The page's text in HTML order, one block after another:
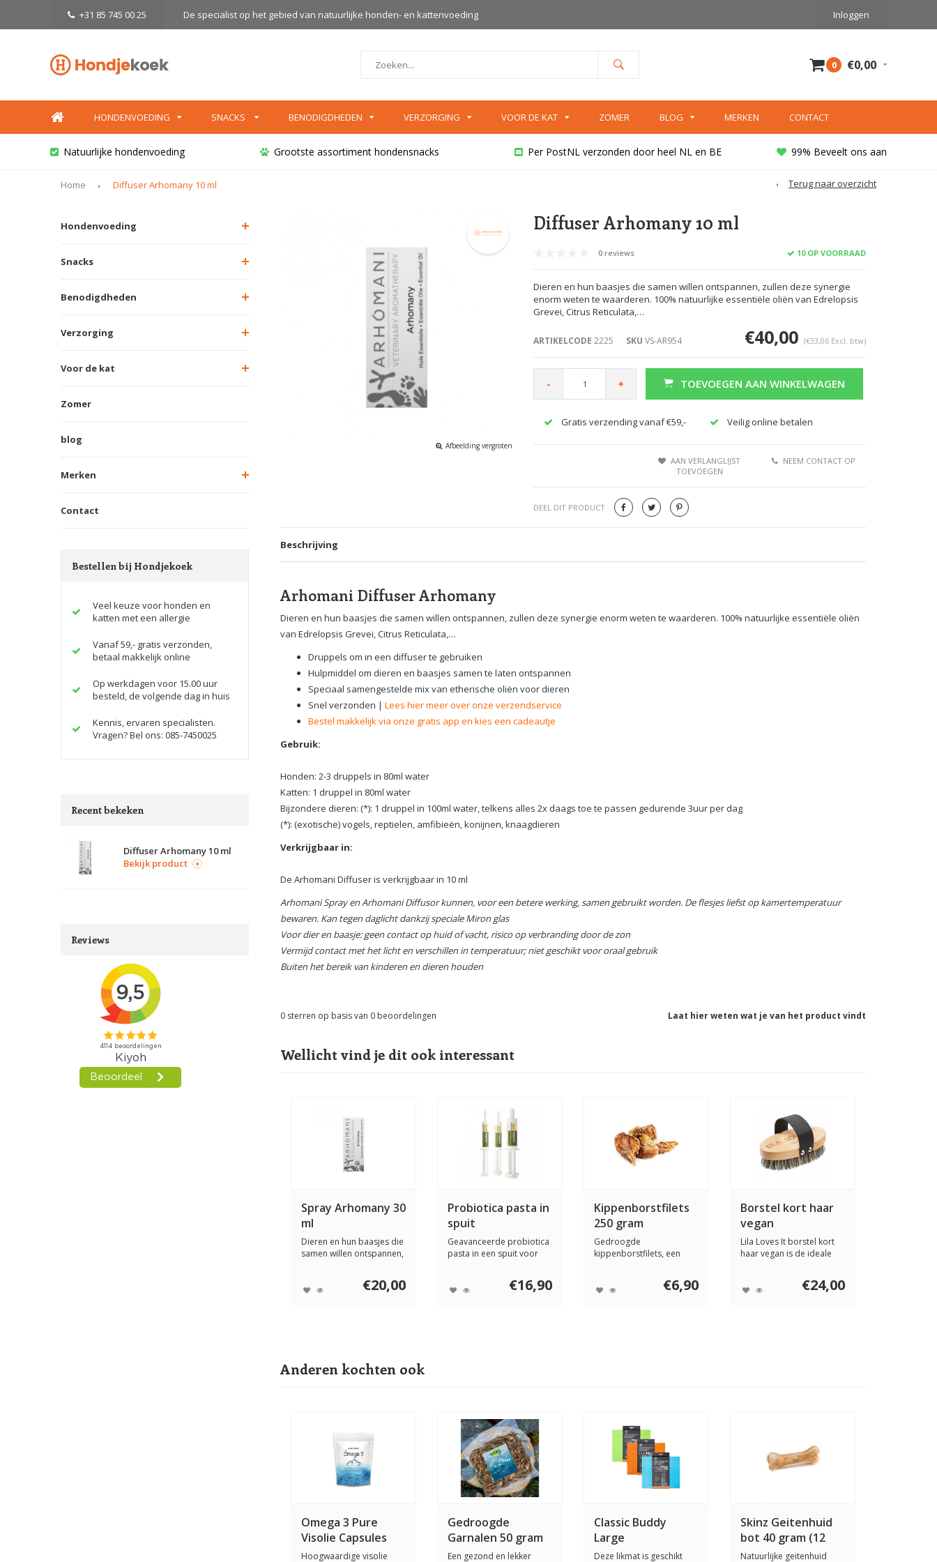
+31 85 745 00 25 De specialist op het gebied van natuurlijke honden- en kattenvoeding Inloggen
0 €0,00
HONDENVOEDING SNACKS BENODIGDHEDEN VERZORGING VOOR DE KAT ZOMER BLOG MERKEN CONTACT
Natuurlijke hondenvoeding Grootste assortiment hondensnacks Per PostNL verzonden door heel NL en BE 99% Beveelt ons aan
Home Diffuser Arhomany 10 ml Terug naar overzicht
Hondenvoeding
Snacks
Benodigdheden
Verzorging
Voor de kat
Zomer
blog
Merken
Contact
Bestellen bij Hondjekoek
Veel keuze voor honden en
katten met een allergie
Vanaf 59,- gratis verzonden,
betaal makkelijk online
Op werkdagen voor 15.00 uur
besteld, de volgende dag in huis
Kennis, ervaren specialisten.
Vragen? Bel ons: 085-7450025
Recent bekeken
Diffuser Arhomany 10 ml
Bekijk product
Reviews
Afbeelding vergroten
Diffuser Arhomany 10 ml
0 reviews 10 OP VOORRAAD
Dieren en hun baasjes die samen willen ontspannen, zullen deze synergie
enorm weten te waarderen. 100% natuurlijke essentiële oliën van Edrelopsis
Grevei, Citrus Reticulata,…
ARTIKELCODE 2225 SKU VS-AR954 €40,00 (€33,06 Excl. btw)
- + TOEVOEGEN AAN WINKELWAGEN
Gratis verzending vanaf €59,- Veilig online betalen
AAN VERLANGLIJST
TOEVOEGEN
NEEM CONTACT OP
DEEL DIT PRODUCT
Beschrijving
Arhomani Diffuser Arhomany
Dieren en hun baasjes die samen willen ontspannen, zullen deze synergie enorm weten te waarderen. 100% natuurlijke essentiële oliën
van Edrelopsis Grevei, Citrus Reticulata,…
Druppels om in een diffuser te gebruiken
Hulpmiddel om dieren en baasjes samen te laten ontspannen
Speciaal samengestelde mix van etherische oliën voor dieren
Snel verzonden | Lees hier meer over onze verzendservice
Bestel makkelijk via onze gratis app en kies een cadeautje
Gebruik:
Honden: 2-3 druppels in 80ml water
Katten: 1 druppel in 80ml water
Bijzondere dieren: (*): 1 druppel in 100ml water, telkens alles 2x daags toe te passen gedurende 3uur per dag
(*): (exotische) vogels, reptielen, amfibieën, konijnen, knaagdieren
Verkrijgbaar in:
De Arhomani Diffuser is verkrijgbaar in 10 ml
Arhomani Spray en Arhomani Diffusor kunnen, voor een betere werking, samen gebruikt worden. De flesjes liefst op kamertemperatuur
bewaren. Kan tegen daglicht dankzij speciale Miron glas
Voor dier en baasje: geen contact op huid of vacht, risico op verbranding door de zon
Vermijd contact met het licht en verschillen in temperatuur; niet geschikt voor oraal gebruik
Buiten het bereik van kinderen en dieren houden
Laat hier weten wat je van het product vindt
0 sterren op basis van 0 beoordelingen
Wellicht vind je dit ook interessant
Spray Arhomany 30
ml
Dieren en hun baasjes die
samen willen ontspannen,
€20,00
Probiotica pasta in
spuit
Geavanceerde probiotica
pasta in een spuit voor
€16,90
Kippenborstfilets
250 gram
Gedroogde
kippenborstfilets, een
€6,90
Borstel kort haar
vegan
Lila Loves It borstel kort
haar vegan is de ideale
€24,00
Anderen kochten ook
Omega 3 Pure
Visolie Capsules
Hoogwaardige visolie
Gedroogde
Garnalen 50 gram
Een gezond en lekker
Classic Buddy
Large
Deze likmat is geschikt
Skinz Geitenhuid
bot 40 gram (12
cm)
Natuurlijke geitenhuid